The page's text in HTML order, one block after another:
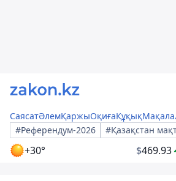
СаясатӘлемҚаржыОқиғаҚұқық
#Референдум-2026
#Қазақстан
+30° $469.93